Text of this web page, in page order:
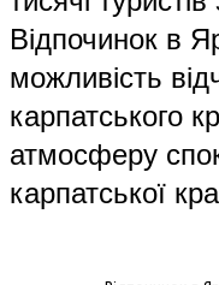
Відпочинок в
можливість
карпатського
атмосферу
карпатської